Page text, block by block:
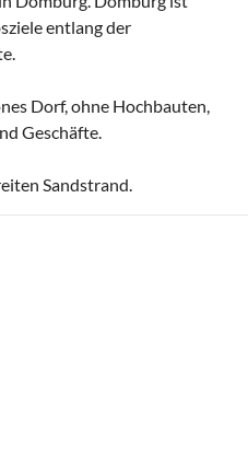
entlang der
Dorf, ohne Hochbauten,
Geschäfte.
Sandstrand.